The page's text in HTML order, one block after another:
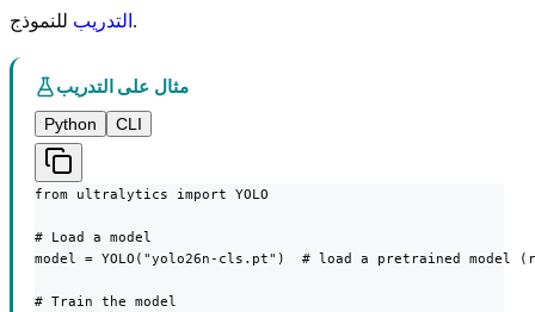
التدريب للنموذج.
مثال على التدريب
Python
CLI
from ultralytics import YOLO
# Load a model
model = YOLO("yolo26n-cls.pt")  # load a pretrained model
# Train the model